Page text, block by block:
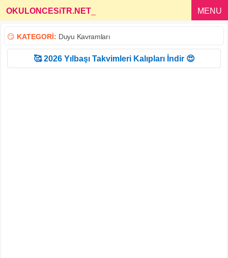
OKULONCESiTR.NET MENU
😏 KATEGORİ: Duyu Kavramları
🥰 2026 Yılbaşı Takvimleri Kalıpları İndir 😍